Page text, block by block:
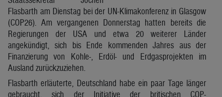
Flasbarth am Dienstag bei der UN-Klimakonferenz in Glasgow
(COP26). Am vergangenen Donnerstag hatten bereits die
Regierungen der USA und etwa 20 weiterer Länder
angekündigt, sich bis Ende kommenden Jahres aus der
Finanzierung von Kohle-, Erdöl- und Erdgasprojekten im
Ausland zurückzuziehen.
Flasbarth erläuterte, Deutschland habe ein paar Tage länger
gebraucht, sich der Initiative der britischen COP-